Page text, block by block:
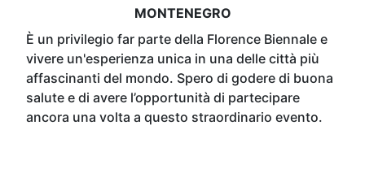
MONTENEGRO
È un privilegio far parte della Florence Biennale e
vivere un'esperienza unica in una delle città più
affascinanti del mondo. Spero di godere di buona
salute e di avere l’opportunità di partecipare
ancora una volta a questo straordinario evento.